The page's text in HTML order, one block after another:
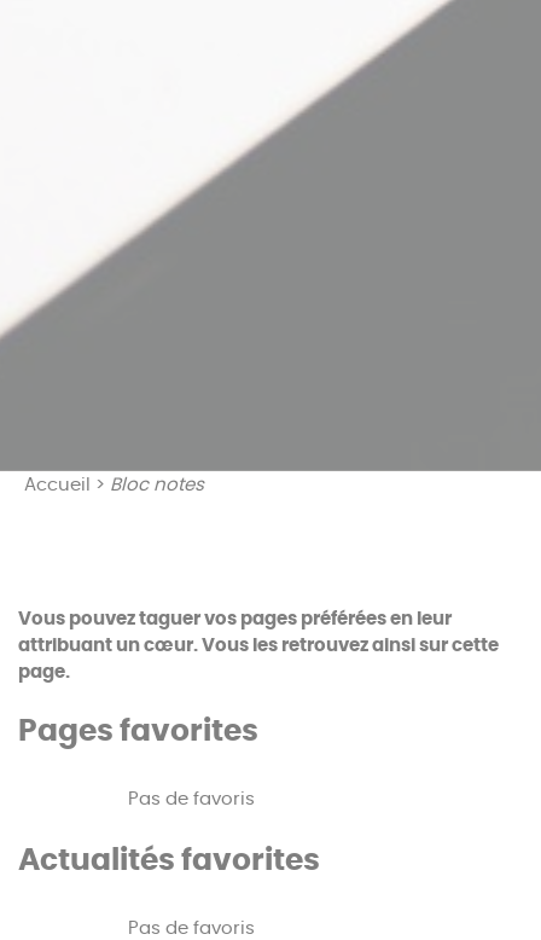
Accueil > Bloc notes
Vous pouvez taguer vos pages préférées en leur
attribuant un cœur. Vous les retrouvez ainsi sur cette
page.
Pages favorites
Pas de favoris
Actualités favorites
Pas de favoris